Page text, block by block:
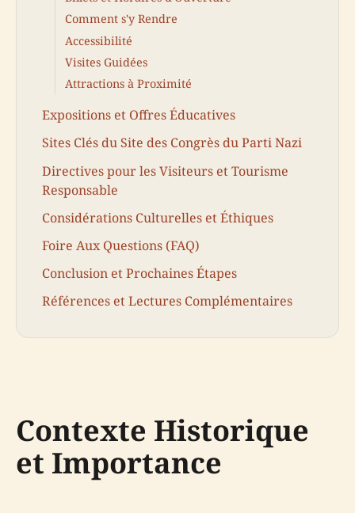
Comment s'y Rendre
Accessibilité
Visites Guidées
Attractions à Proximité
Expositions et Offres Éducatives
Sites Clés du Site des Congrès du Parti Nazi
Directives pour les Visiteurs et Tourisme
Responsable
Considérations Culturelles et Éthiques
Foire Aux Questions (FAQ)
Conclusion et Prochaines Étapes
Références et Lectures Complémentaires
Contexte Historique
et Importance